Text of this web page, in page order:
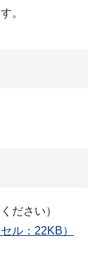
。
ださい）
ル：22KB）